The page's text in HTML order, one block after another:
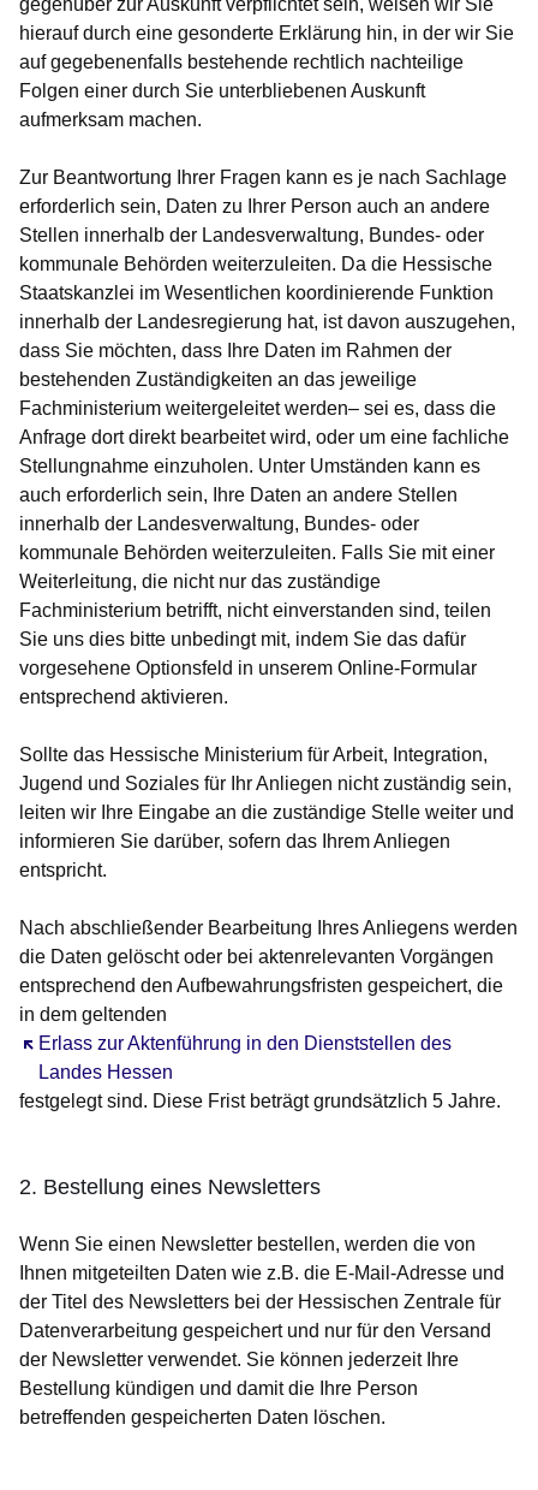
gegenüber zur Auskunft verpflichtet sein, weisen wir Sie
hierauf durch eine gesonderte Erklärung hin, in der wir Sie
auf gegebenenfalls bestehende rechtlich nachteilige
Folgen einer durch Sie unterbliebenen Auskunft
aufmerksam machen.
Zur Beantwortung Ihrer Fragen kann es je nach Sachlage
erforderlich sein, Daten zu Ihrer Person auch an andere
Stellen innerhalb der Landesverwaltung, Bundes- oder
kommunale Behörden weiterzuleiten. Da die Hessische
Staatskanzlei im Wesentlichen koordinierende Funktion
innerhalb der Landesregierung hat, ist davon auszugehen,
dass Sie möchten, dass Ihre Daten im Rahmen der
bestehenden Zuständigkeiten an das jeweilige
Fachministerium weitergeleitet werden– sei es, dass die
Anfrage dort direkt bearbeitet wird, oder um eine fachliche
Stellungnahme einzuholen. Unter Umständen kann es
auch erforderlich sein, Ihre Daten an andere Stellen
innerhalb der Landesverwaltung, Bundes- oder
kommunale Behörden weiterzuleiten. Falls Sie mit einer
Weiterleitung, die nicht nur das zuständige
Fachministerium betrifft, nicht einverstanden sind, teilen
Sie uns dies bitte unbedingt mit, indem Sie das dafür
vorgesehene Optionsfeld in unserem Online-Formular
entsprechend aktivieren.
Sollte das Hessische Ministerium für Arbeit, Integration,
Jugend und Soziales für Ihr Anliegen nicht zuständig sein,
leiten wir Ihre Eingabe an die zuständige Stelle weiter und
informieren Sie darüber, sofern das Ihrem Anliegen
entspricht.
Nach abschließender Bearbeitung Ihres Anliegens werden
die Daten gelöscht oder bei aktenrelevanten Vorgängen
entsprechend den Aufbewahrungsfristen gespeichert, die
in dem geltenden
Erlass zur Aktenführung in den Dienststellen des
Landes Hessen
Öffnet sich in einem neuen Fenster
festgelegt sind. Diese Frist beträgt grundsätzlich 5 Jahre.
2. Bestellung eines Newsletters
Wenn Sie einen Newsletter bestellen, werden die von
Ihnen mitgeteilten Daten wie z.B. die E-Mail-Adresse und
der Titel des Newsletters bei der Hessischen Zentrale für
Datenverarbeitung gespeichert und nur für den Versand
der Newsletter verwendet. Sie können jederzeit Ihre
Bestellung kündigen und damit die Ihre Person
betreffenden gespeicherten Daten löschen.